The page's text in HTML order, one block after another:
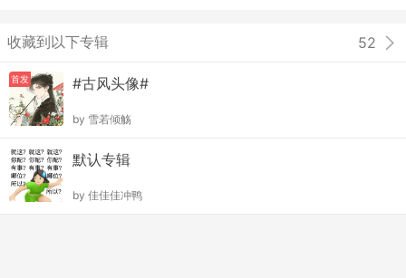
收藏到以下专辑 52
首发 #古风头像#
by 雪若倾觞
默认专辑
by 佳佳佳冲鸭